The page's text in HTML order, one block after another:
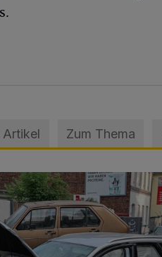
Artikel Zum Thema